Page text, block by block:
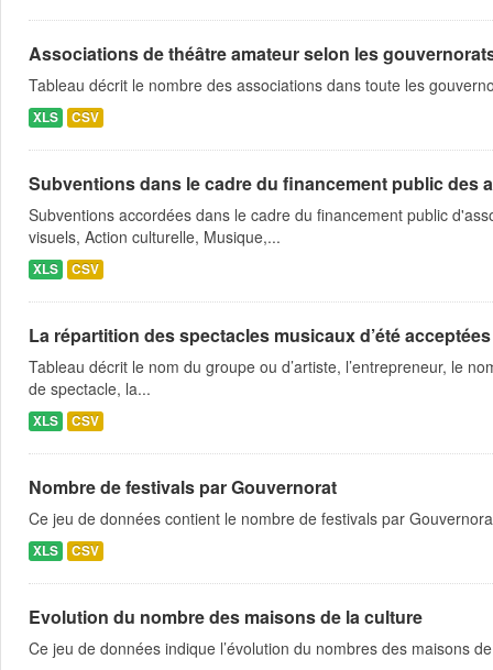
Associations de théâtre amateur selon les
Tableau décrit le nombre des associations dans toute les
XLS CSV
Subventions dans le cadre du financement public des
Subventions accordées dans le cadre du financement public
visuels, Action culturelle, Musique,...
XLS CSV
La répartition des spectacles musicaux d’été
Tableau décrit le nom du groupe ou d’artiste, l’entrepreneur, le
de spectacle, la...
XLS CSV
Nombre de festivals par Gouvernorat
Ce jeu de données contient le nombre de festivals par
XLS CSV
Evolution du nombre des maisons de la culture
Ce jeu de données indique l’évolution du nombres des maisons